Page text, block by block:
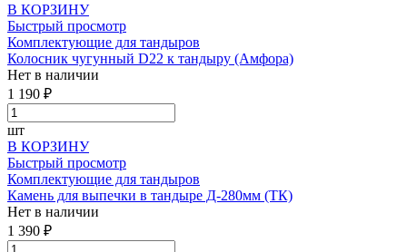
В КОРЗИНУ
Быстрый просмотр
Комплектующие для тандыров
Колосник чугунный D22 к тандыру (Амфора)
Нет в наличии
1 190 ₽
шт
В КОРЗИНУ
Быстрый просмотр
Комплектующие для тандыров
Камень для выпечки в тандыре Д-280мм (ТК)
Нет в наличии
1 390 ₽